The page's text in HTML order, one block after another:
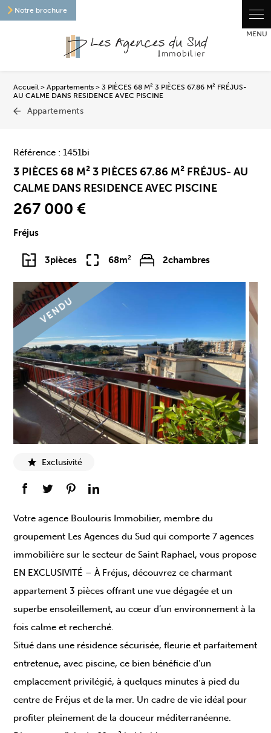
Notre brochure
Accueil >Appartements > 3 PIÈCES 68 M² 3 PIÈCES 67.86 M² FRÉJUS-
AU CALME DANS RESIDENCE AVEC PISCINE
Appartements
Référence : 1451bi
3 PIÈCES 68 M² 3 PIÈCES 67.86 M² FRÉJUS- AU
CALME DANS RESIDENCE AVEC PISCINE
267 000 €
Fréjus
3pièces 68m² 2chambres
VENDU
Exclusivité
Votre agence Boulouris Immobilier, membre du
groupement Les Agences du Sud qui comporte 7 agences
immobilière sur le secteur de Saint Raphael, vous propose
EN EXCLUSIVITÉ – À Fréjus, découvrez ce charmant
appartement 3 pièces offrant une vue dégagée et un
superbe ensoleillement, au cœur d’un environnement à la
fois calme et recherché.
Situé dans une résidence sécurisée, fleurie et parfaitement
entretenue, avec piscine, ce bien bénéficie d’un
emplacement privilégié, à quelques minutes à pied du
centre de Fréjus et de la mer. Un cadre de vie idéal pour
profiter pleinement de la douceur méditerranéenne.
Panneau de gestion des cookies